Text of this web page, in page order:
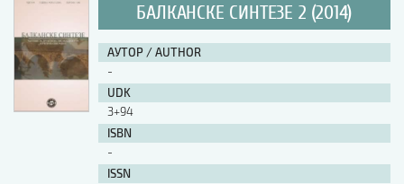
БАЛКАНСКЕ СИНТЕЗЕ 2 (2014)
АУТОР / AUTHOR
-
UDK
3+94
ISBN
-
ISSN